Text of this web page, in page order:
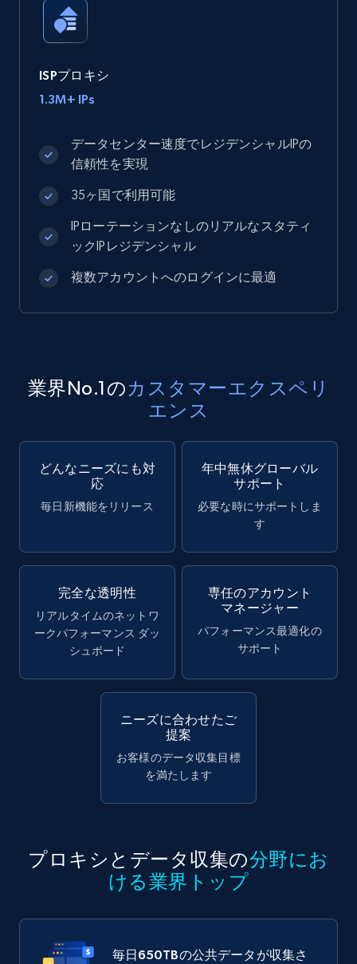
ISPプロキシ
1.3M+ IPs
データセンター速度でレジデンシャルIPの
信頼性を実現
35ヶ国で利用可能
IPローテーションなしのリアルなスタティ
ックIPレジデンシャル
複数アカウントへのログインに最適
業界No.1のカスタマーエクスペリ
エンス
どんなニーズにも対
応
毎日新機能をリリース
年中無休グローバル
サポート
必要な時にサポートしま
す
完全な透明性
リアルタイムのネットワ
ークパフォーマンス ダッ
シュボード
専任のアカウント
マネージャー
パフォーマンス最適化の
サポート
ニーズに合わせたご
提案
お客様のデータ収集目標
を満たします
プロキシとデータ収集の分野にお
ける業界トップ
毎日 650TBの公共データが収集さ